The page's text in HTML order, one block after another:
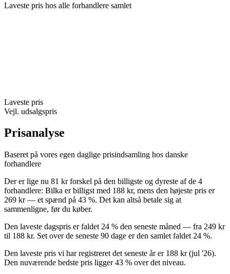
Laveste pris hos alle forhandlere samlet
Laveste pris
Vejl. udsalgspris
Prisanalyse
Baseret på vores egen daglige prisindsamling hos danske
forhandlere
Der er lige nu 81 kr forskel på den billigste og dyreste af de 4
forhandlere: Bilka er billigst med 188 kr, mens den højeste pris er
269 kr — et spænd på 43 %. Det kan altså betale sig at
sammenligne, før du køber.
Den laveste dagspris er faldet 24 % den seneste måned — fra 249 kr
til 188 kr. Set over de seneste 90 dage er den samlet faldet 24 %.
Den laveste pris vi har registreret det seneste år er 188 kr (jul '26).
Den nuværende bedste pris ligger 43 % over det niveau.